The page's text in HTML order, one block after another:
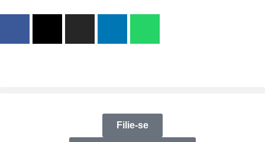
Filie-se